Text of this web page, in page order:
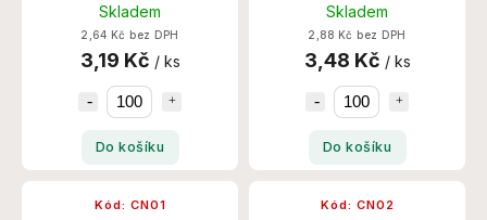
Skladem
2,64 Kč bez DPH
3,19 Kč / ks
Do košíku
Skladem
2,88 Kč bez DPH
3,48 Kč / ks
Do košíku
Kód: CN01 Kód: CN02